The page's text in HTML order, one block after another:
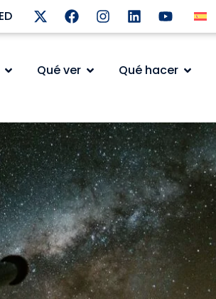
Qué ver Qué hacer